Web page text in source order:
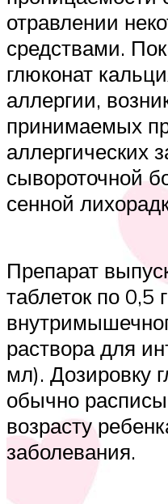
отравлении
средствами.
глюконат
аллергии,
принимаемых
аллергических
сывороточной
сенной
Препарат
таблеток по 0,5
раствора для
мл). Дозировку
обычно
возрасту
заболевания.